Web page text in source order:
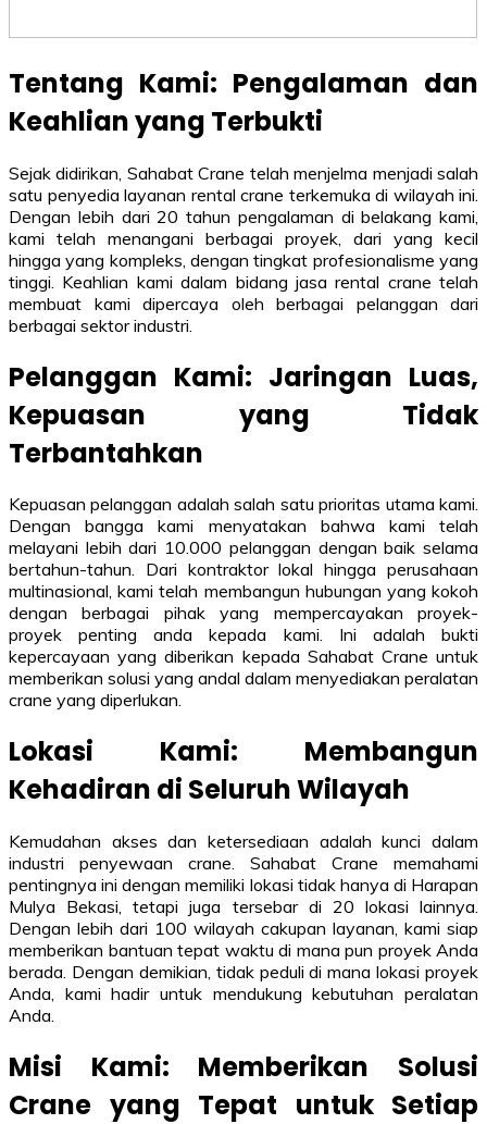
Tentang Kami: Pengalaman dan
Keahlian yang Terbukti
Sejak didirikan, Sahabat Crane telah menjelma menjadi salah
satu penyedia layanan rental crane terkemuka di wilayah ini.
Dengan lebih dari 20 tahun pengalaman di belakang kami,
kami telah menangani berbagai proyek, dari yang kecil
hingga yang kompleks, dengan tingkat profesionalisme yang
tinggi. Keahlian kami dalam bidang jasa rental crane telah
membuat kami dipercaya oleh berbagai pelanggan dari
berbagai sektor industri.
Pelanggan Kami: Jaringan Luas,
Kepuasan yang Tidak
Terbantahkan
Kepuasan pelanggan adalah salah satu prioritas utama kami.
Dengan bangga kami menyatakan bahwa kami telah
melayani lebih dari 10.000 pelanggan dengan baik selama
bertahun-tahun. Dari kontraktor lokal hingga perusahaan
multinasional, kami telah membangun hubungan yang kokoh
dengan berbagai pihak yang mempercayakan proyek-
proyek penting anda kepada kami. Ini adalah bukti
kepercayaan yang diberikan kepada Sahabat Crane untuk
memberikan solusi yang andal dalam menyediakan peralatan
crane yang diperlukan.
Lokasi Kami: Membangun
Kehadiran di Seluruh Wilayah
Kemudahan akses dan ketersediaan adalah kunci dalam
industri penyewaan crane. Sahabat Crane memahami
pentingnya ini dengan memiliki lokasi tidak hanya di Harapan
Mulya Bekasi, tetapi juga tersebar di 20 lokasi lainnya.
Dengan lebih dari 100 wilayah cakupan layanan, kami siap
memberikan bantuan tepat waktu di mana pun proyek Anda
berada. Dengan demikian, tidak peduli di mana lokasi proyek
Anda, kami hadir untuk mendukung kebutuhan peralatan
Anda.
Misi Kami: Memberikan Solusi
Crane yang Tepat untuk Setiap